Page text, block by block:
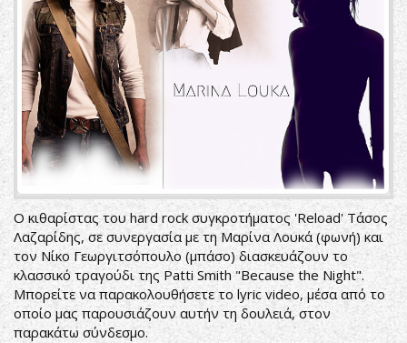
Ο κιθαρίστας του hard rock συγκροτήματος 'Reload' Τάσος
Λαζαρίδης, σε συνεργασία με τη Μαρίνα Λουκά (φωνή) και
τον Νίκο Γεωργιτσόπουλο (μπάσo) διασκευάζουν το
κλασσικό τραγούδι της Patti Smith "Because the Night".
Μπορείτε να παρακολουθήσετε το lyric video, μέσα από το
οποίο μας παρουσιάζουν αυτήν τη δουλειά, στον
παρακάτω σύνδεσμο.